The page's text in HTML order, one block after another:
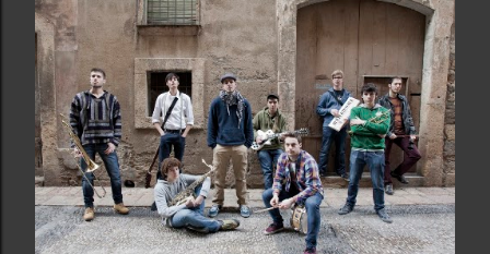
t
r
a
d
a
s